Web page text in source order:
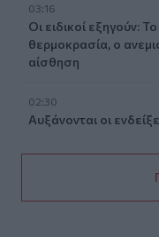
03:16
Οι ειδικοί εξηγούν:
θερμοκρασία, ο
αίσθηση
02:30
Αυξάνονται οι